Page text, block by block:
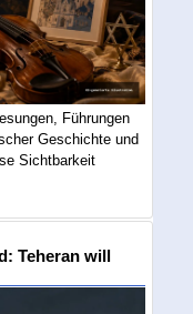
Führungen
Geschichte und
Sichtbarkeit
Teheran will